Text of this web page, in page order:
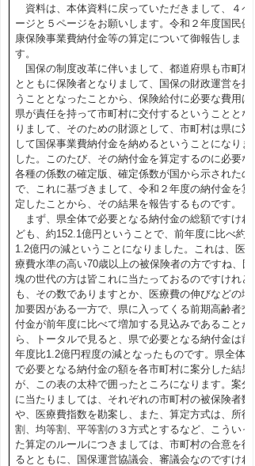
資料は、本体資料に戻っていただきまして、４ペ
ージと５ページをお願いします。令和２年度国民健
康保険事業費納付金等の算定について御報告しま
す。
国保の制度改革に伴いまして、都道府県も市町村
とともに保険者となりまして、国保の財政運営を担
うこととなったことから、保険給付に必要な費用は
県が責任を持って市町村に交付するということとな
りまして、そのための財源として、市町村は県に対
して国保事業費納付金を納めるということになりま
した。このたび、その納付金を算定するのに必要な
各種の係数の確定版、確定係数が国から示されたの
で、これに基づきまして、令和２年度の納付金を算
定したことから、その結果を報告するものです。
まず、県全体で必要となる納付金の総額ですけれ
ども、約152.1億円ということで、前年度に比べ約
1.2億円の減ということになりました。これは、医
療費水準の高い70歳以上の被保険者の方ですね、団
塊の世代の方は皆これに当たっておるのですけれど
も、その数でありますとか、医療費の伸びなどの増
加要因がある一方で、県に入ってくる前期高齢者交
付金が前年度に比べて増加する見込みであることか
ら、トータルで見ると、県で必要となる納付金は前
年度比1.2億円程度の減となったものです。県全体
で必要となる納付金の額を各市町村に案分した結果
が、この表の太枠で囲ったところになります。案分
に当たりましては、それぞれの市町村の被保険者数
や、医療費指数を勘案し、また、算定方式は、所得
割、均等割、平等割の３方式とするなど、こういっ
た算定のルールにつきましては、市町村の合意を得
るとともに、国保運営協議会、審議会なのですけれ